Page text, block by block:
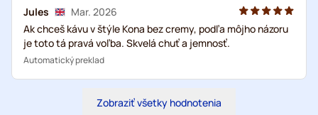
Jules
Mar. 2026
Ak chceš kávu v štýle Kona bez cremy, podľa môjho názoru
je toto tá pravá voľba. Skvelá chuť a jemnosť.
Automatický preklad
Zobraziť všetky hodnotenia